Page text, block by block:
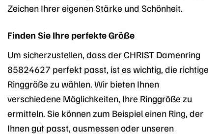
Zeichen Ihrer eigenen Stärke und Schönheit.
Finden Sie Ihre perfekte Größe
Um sicherzustellen, dass der CHRIST Damenring
85824627 perfekt passt, ist es wichtig, die richtige
Ringgröße zu wählen. Wir bieten Ihnen
verschiedene Möglichkeiten, Ihre Ringgröße zu
ermitteln. Sie können zum Beispiel einen Ring, der
Ihnen gut passt, ausmessen oder unseren